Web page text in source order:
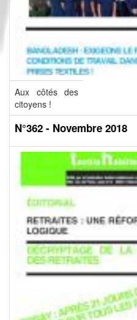
Aux côtés des
citoyens !
N°362 - Novembre 2018